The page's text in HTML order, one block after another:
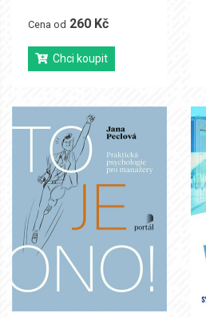
Cena od 260 Kč
Chci koupit